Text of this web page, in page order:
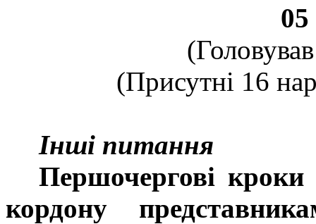
05
(Присутні 16
Інші питання
Першочергові
кордону